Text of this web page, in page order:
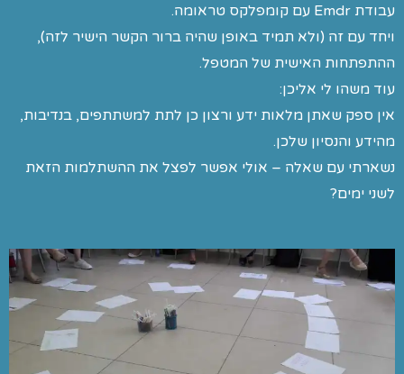
עבודת Emdr עם קומפלקס טראומה.
ויחד עם זה (ולא תמיד באופן שהיה ברור הקשר הישיר לזה),
ההתפתחות האישית של המטפל.
עוד משהו לי אליכן:
אין ספק שאתן מלאות ידע ורצון כן לתת למשתתפים, בנדיבות,
מהידע והנסיון שלכן.
נשארתי עם שאלה – אולי אפשר לפצל את ההשתלמות הזאת
לשני ימים?